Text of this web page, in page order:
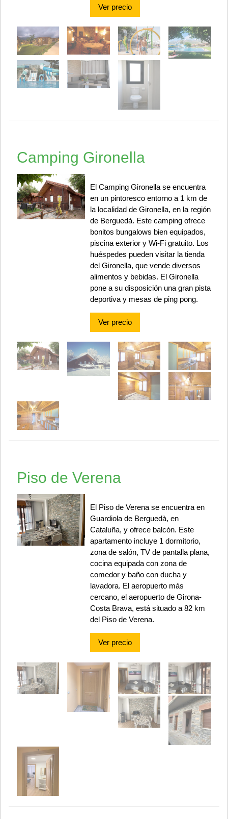
Ver precio
Camping Gironella
El Camping Gironella se encuentra
en un pintoresco entorno a 1 km de
la localidad de Gironella, en la región
de Berguedà. Este camping ofrece
bonitos bungalows bien equipados,
piscina exterior y Wi-Fi gratuito. Los
huéspedes pueden visitar la tienda
del Gironella, que vende diversos
alimentos y bebidas. El Gironella
pone a su disposición una gran pista
deportiva y mesas de ping pong.
Ver precio
Piso de Verena
El Piso de Verena se encuentra en
Guardiola de Berguedà, en
Cataluña, y ofrece balcón. Este
apartamento incluye 1 dormitorio,
zona de salón, TV de pantalla plana,
cocina equipada con zona de
comedor y baño con ducha y
lavadora. El aeropuerto más
cercano, el aeropuerto de Girona-
Costa Brava, está situado a 82 km
del Piso de Verena.
Ver precio